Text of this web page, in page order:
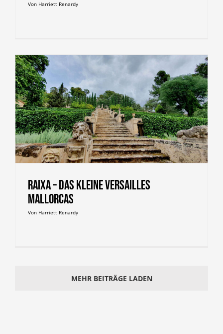
Von Harriett Renardy
Raixa – Das kleine Versailles
Mallorcas
Von Harriett Renardy
MEHR BEITRÄGE LADEN